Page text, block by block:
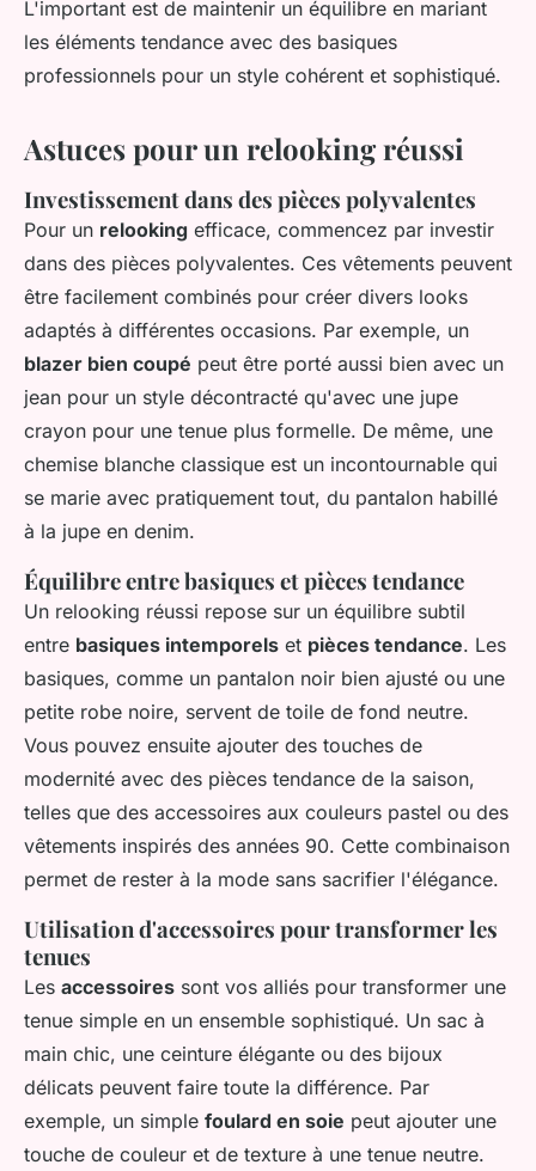
L'important est de maintenir un équilibre en mariant
les éléments tendance avec des basiques
professionnels pour un style cohérent et sophistiqué.
Astuces pour un relooking réussi
Investissement dans des pièces polyvalentes
Pour un relooking efficace, commencez par investir
dans des pièces polyvalentes. Ces vêtements peuvent
être facilement combinés pour créer divers looks
adaptés à différentes occasions. Par exemple, un
blazer bien coupé peut être porté aussi bien avec un
jean pour un style décontracté qu'avec une jupe
crayon pour une tenue plus formelle. De même, une
chemise blanche classique est un incontournable qui
se marie avec pratiquement tout, du pantalon habillé
à la jupe en denim.
Équilibre entre basiques et pièces tendance
Un relooking réussi repose sur un équilibre subtil
entre basiques intemporels et pièces tendance. Les
basiques, comme un pantalon noir bien ajusté ou une
petite robe noire, servent de toile de fond neutre.
Vous pouvez ensuite ajouter des touches de
modernité avec des pièces tendance de la saison,
telles que des accessoires aux couleurs pastel ou des
vêtements inspirés des années 90. Cette combinaison
permet de rester à la mode sans sacrifier l'élégance.
Utilisation d'accessoires pour transformer les
tenues
Les accessoires sont vos alliés pour transformer une
tenue simple en un ensemble sophistiqué. Un sac à
main chic, une ceinture élégante ou des bijoux
délicats peuvent faire toute la différence. Par
exemple, un simple foulard en soie peut ajouter une
touche de couleur et de texture à une tenue neutre.